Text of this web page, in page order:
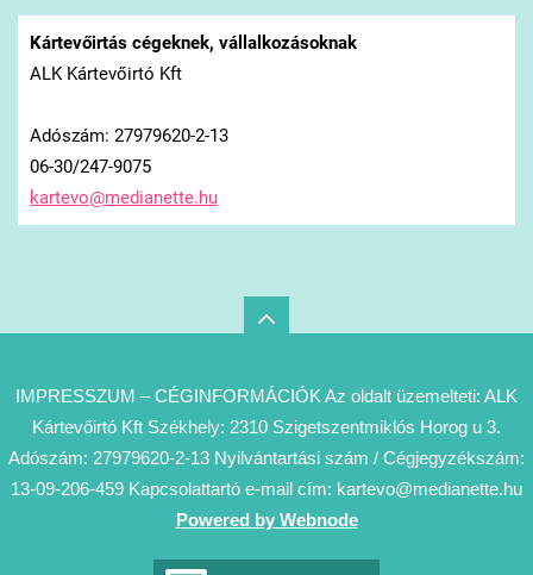
Kártevőirtás cégeknek, vállalkozásoknak
ALK Kártevőirtó Kft
Adószám: 27979620-2-13
06-30/247-9075
kartevo@medianette.hu
IMPRESSZUM – CÉGINFORMÁCIÓK Az oldalt üzemelteti: ALK
Kártevőirtó Kft Székhely: 2310 Szigetszentmiklós Horog u 3.
Adószám: 27979620-2-13 Nyilvántartási szám / Cégjegyzékszám:
13-09-206-459 Kapcsolattartó e-mail cím: kartevo@medianette.hu
Powered by Webnode